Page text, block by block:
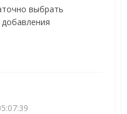
выбрать